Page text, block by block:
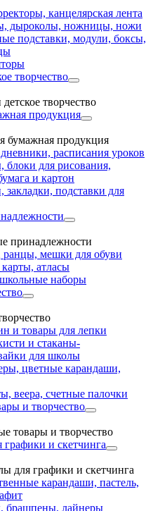
канцелярская лента
дыроколы, ножницы, ножи
подставки, модули, боксы,
творчество
творчество
продукция
бумажная продукция
расписания уроков
блоки для рисования,
и картон
подставки для
принадлежности
ранцы, мешки для обуви
атласы
наборы
и товары для лепки
и стаканы-
для школы
цветные карандаши,
веера, счетные палочки
и творчество
товары и творчество
и скетчинга
для графики и скетчинга
карандаши, пастель,
брашпены, лайнеры